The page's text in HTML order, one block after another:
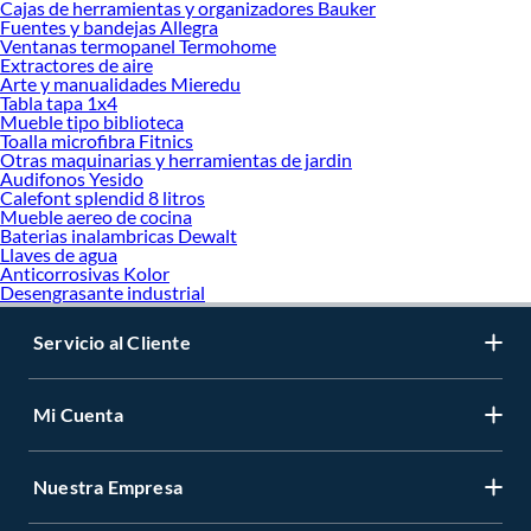
Cajas de herramientas y organizadores Bauker
Fuentes y bandejas Allegra
Ventanas termopanel Termohome
Extractores de aire
Arte y manualidades Mieredu
Tabla tapa 1x4
Mueble tipo biblioteca
Toalla microfibra Fitnics
Otras maquinarias y herramientas de jardin
Audifonos Yesido
Calefont splendid 8 litros
Mueble aereo de cocina
Baterias inalambricas Dewalt
Llaves de agua
Anticorrosivas Kolor
Desengrasante industrial
Servicio al Cliente
Mi Cuenta
Nuestra Empresa